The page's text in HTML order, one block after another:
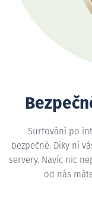
Surfování po
bezpečné. Díky ní
servery. Navíc nic
od nás